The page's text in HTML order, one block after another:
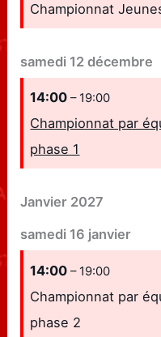
Championnat
samedi 12 décembre
14:00– 19:00
Championnat par
phase 1
Janvier 2027
samedi 16 janvier
14:00– 19:00
Championnat par
phase 2